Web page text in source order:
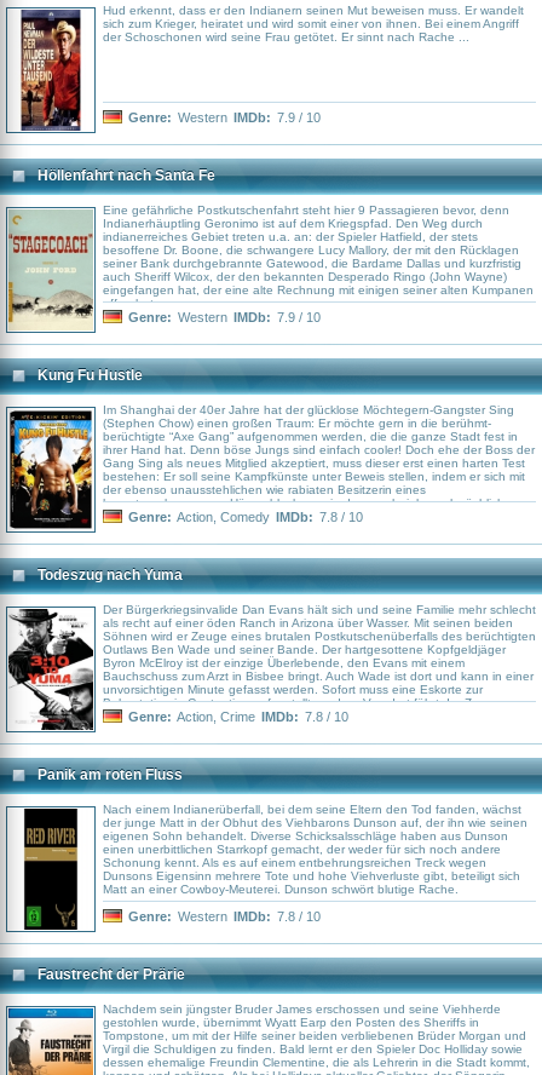
Hud erkennt, dass er den Indianern seinen Mut beweisen muss. Er wandelt
sich zum Krieger, heiratet und wird somit einer von ihnen. Bei einem Angriff
der Schoschonen wird seine Frau getötet. Er sinnt nach Rache ...
Genre: Western IMDb: 7.9 / 10
Höllenfahrt nach Santa Fe
Eine gefährliche Postkutschenfahrt steht hier 9 Passagieren bevor, denn
Indianerhäuptling Geronimo ist auf dem Kriegspfad. Den Weg durch
indianerreiches Gebiet treten u.a. an: der Spieler Hatfield, der stets
besoffene Dr. Boone, die schwangere Lucy Mallory, der mit den Rücklagen
seiner Bank durchgebrannte Gatewood, die Bardame Dallas und kurzfristig
auch Sheriff Wilcox, der den bekannten Desperado Ringo (John Wayne)
eingefangen hat, der eine alte Rechnung mit einigen seiner alten Kumpanen
offen hat.
Genre: Western IMDb: 7.9 / 10
Kung Fu Hustle
Im Shanghai der 40er Jahre hat der glücklose Möchtegern-Gangster Sing
(Stephen Chow) einen großen Traum: Er möchte gern in die berühmt-
berüchtigte “Axe Gang” aufgenommen werden, die die ganze Stadt fest in
ihrer Hand hat. Denn böse Jungs sind einfach cooler! Doch ehe der Boss der
Gang Sing als neues Mitglied akzeptiert, muss dieser erst einen harten Test
bestehen: Er soll seine Kampfkünste unter Beweis stellen, indem er sich mit
der ebenso unausstehlichen wie rabiaten Besitzerin eines
heruntergekommenen Häuserblocks sowie deren scheinbar schwächlichem
Mann anlegt. Doch alle Einschüchterungsversuche gegen das ältere
fehl. Denn die Underdogs entwickeln plötzlich außerordentliche Fähigkeiten,
wenn es darum geht, ihr Hab und Gut zu verteidigen. Und auch Sing findet
bald heraus, dass er selbst ebenfalls über ungeahnte Kräfte verfügt, die ihn
zum größten Kung-Fu-Meister aller Zeiten werden lassen, und dass sein
Schicksal noch einen ganz bestimmten Auftrag für ihn bereithält…
Genre: Action Comedy IMDb: 7.8 / 10
Todeszug nach Yuma
Der Bürgerkriegsinvalide Dan Evans hält sich und seine Familie mehr schlecht
als recht auf einer öden Ranch in Arizona über Wasser. Mit seinen beiden
Söhnen wird er Zeuge eines brutalen Postkutschenüberfalls des berüchtigten
Outlaws Ben Wade und seiner Bande. Der hartgesottene Kopfgeldjäger
Byron McElroy ist der einzige Überlebende, den Evans mit einem
Bauchschuss zum Arzt in Bisbee bringt. Auch Wade ist dort und kann in einer
unvorsichtigen Minute gefasst werden. Sofort muss eine Eskorte zur
Bahnstation in Contention aufgestellt werden. Von dort fährt der Zug zum
Staatsgefängnis nach Yuma wöchentlich um Punkt 3 Uhr 10 ab. Um zu
Deal ein: Für $200 soll er gemeinsam mit einer Handvoll Männer den
Gangster zur Bahnstation bringen. Doch Wades fanatische Komplizen lassen
nichts unversucht, um ihren Anführer zu befreien.
Genre: Action Crime IMDb: 7.8 / 10
Panik am roten Fluss
Nach einem Indianerüberfall, bei dem seine Eltern den Tod fanden, wächst
der junge Matt in der Obhut des Viehbarons Dunson auf, der ihn wie seinen
eigenen Sohn behandelt. Diverse Schicksalsschläge haben aus Dunson
einen unerbittlichen Starrkopf gemacht, der weder für sich noch andere
Schonung kennt. Als es auf einem entbehrungsreichen Treck wegen
Dunsons Eigensinn mehrere Tote und hohe Viehverluste gibt, beteiligt sich
Matt an einer Cowboy-Meuterei. Dunson schwört blutige Rache.
Genre: Western IMDb: 7.8 / 10
Faustrecht der Prärie
Nachdem sein jüngster Bruder James erschossen und seine Viehherde
gestohlen wurde, übernimmt Wyatt Earp den Posten des Sheriffs in
Tompstone, um mit der Hilfe seiner beiden verbliebenen Brüder Morgan und
Virgil die Schuldigen zu finden. Bald lernt er den Spieler Doc Holliday sowie
dessen ehemalige Freundin Clementine, die als Lehrerin in die Stadt kommt,